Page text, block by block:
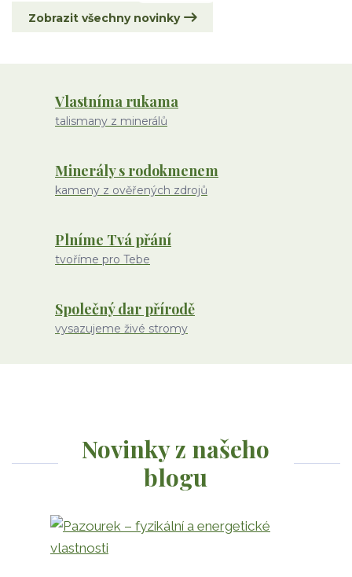
Zobrazit všechny novinky
Vlastníma rukama
talismany z minerálů
Minerály s rodokmenem
kameny z ověřených zdrojů
Plníme Tvá přání
tvoříme pro Tebe
Společný dar přírodě
vysazujeme živé stromy
Novinky z našeho
blogu